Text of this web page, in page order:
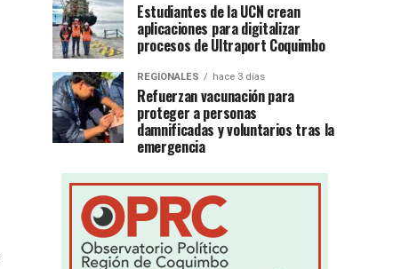
Estudiantes de la UCN crean
aplicaciones para digitalizar
procesos de Ultraport Coquimbo
REGIONALES hace 3 días
Refuerzan vacunación para
proteger a personas
damnificadas y voluntarios tras la
emergencia